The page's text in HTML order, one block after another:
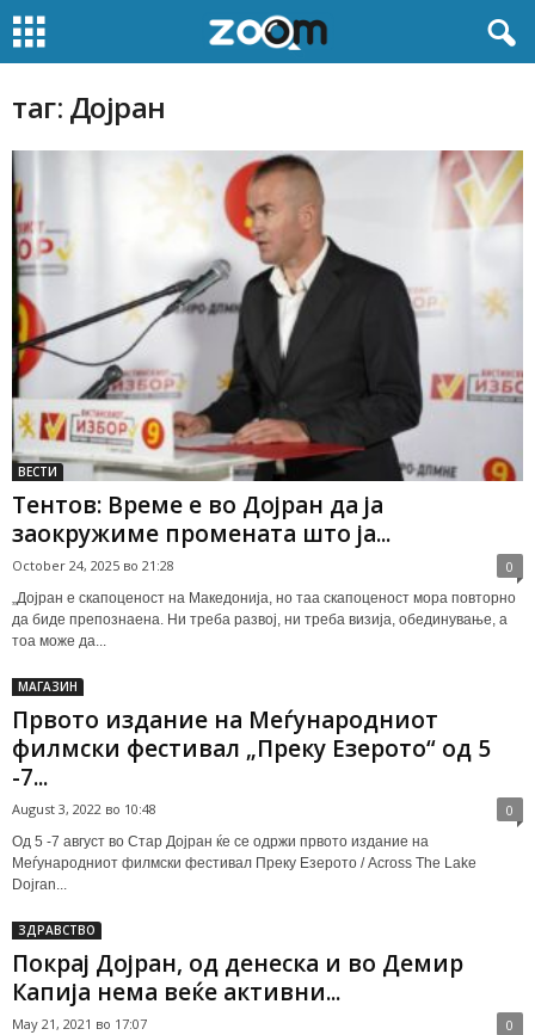
таг: Дојран
ВЕСТИ
Тентов: Време е во Дојран да ја
заокружиме промената што ја...
October 24, 2025 во 21:28 0
„Дојран е скапоценост на Македонија, но таа скапоценост мора повторно
да биде препознаена. Ни треба развој, ни треба визија, обединување, а
тоа може да...
МАГАЗИН
Првото издание на Меѓународниот
филмски фестивал „Преку Езерото“ од 5
-7...
August 3, 2022 во 10:48 0
Од 5 -7 август во Стар Дојран ќе се одржи првото издание на
Меѓународниот филмски фестивал Преку Езерото / Across The Lake
Dojran...
ЗДРАВСТВО
Покрај Дојран, од денеска и во Демир
Капија нема веќе активни...
May 21, 2021 во 17:07 0